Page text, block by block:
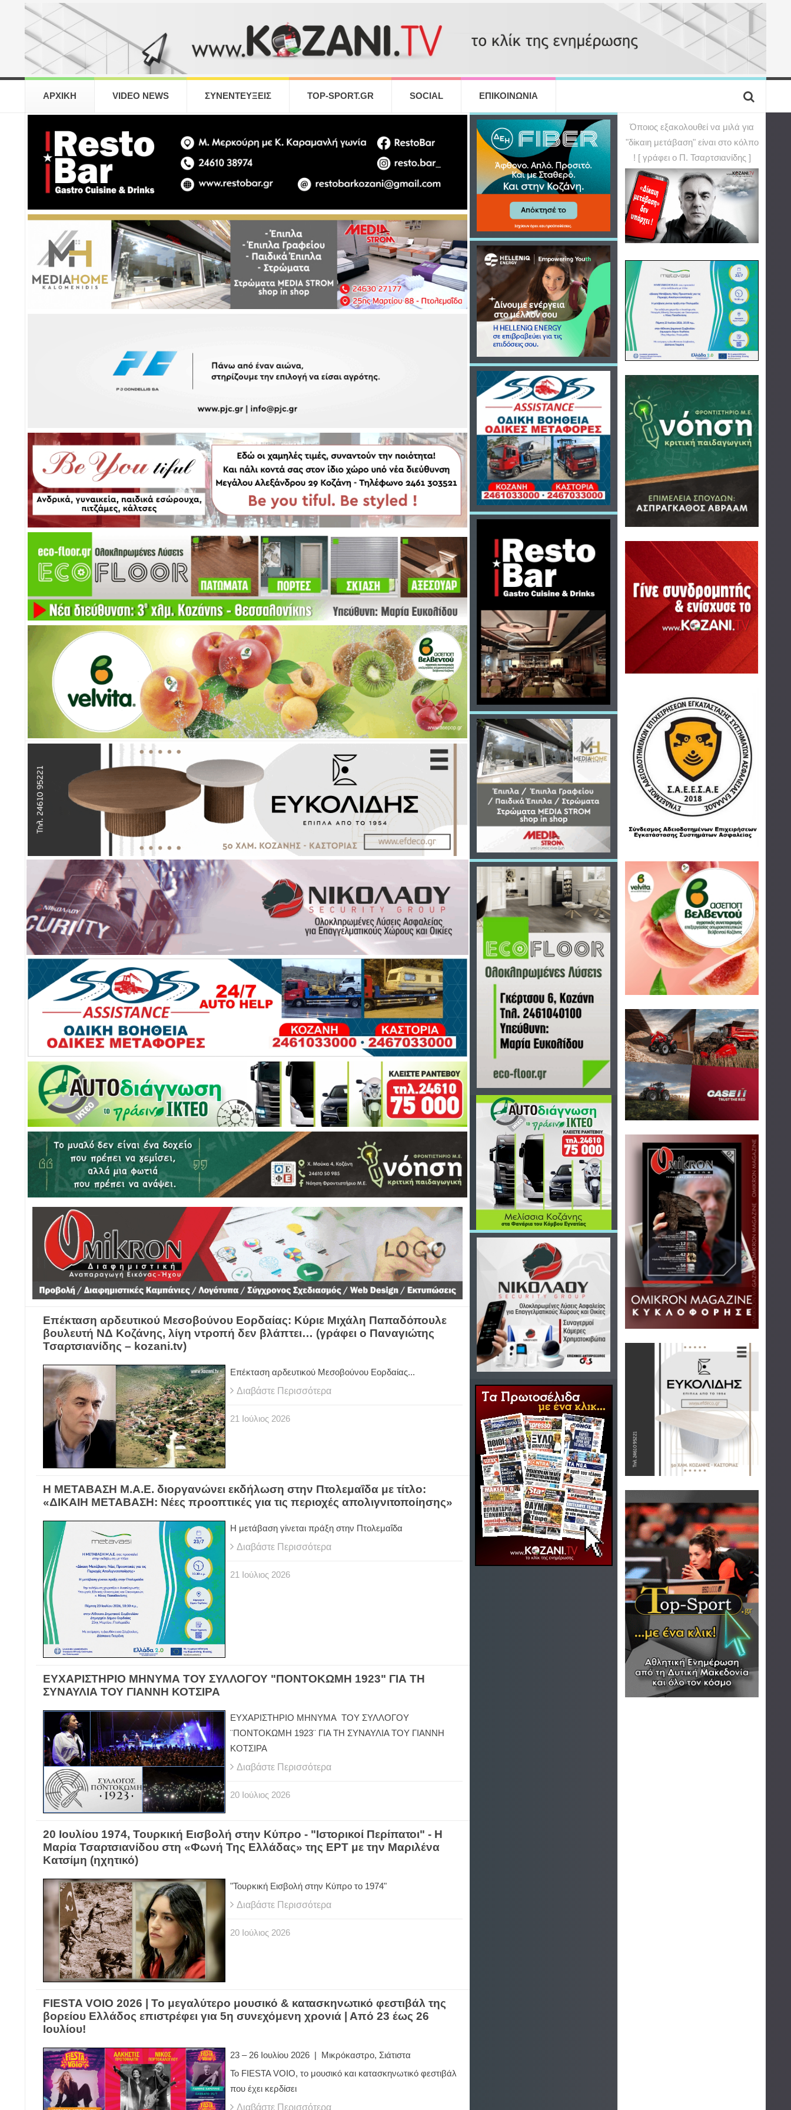
ΑΡΧΙΚΗ VIDEO NEWS ΣΥΝΕΝΤΕΥΞΕΙΣ TOP-SPORT.GR SOCIAL ΕΠΙΚΟΙΝΩΝΙΑ
Επέκταση αρδευτικού Μεσοβούνου Εορδαίας: Κύριε Μιχάλη Παπαδόπουλε
βουλευτή ΝΔ Κοζάνης, λίγη ντροπή δεν βλάπτει… (γράφει ο Παναγιώτης
Τσαρτσιανίδης – kozani.tv)
Επέκταση αρδευτικού Μεσοβούνου Εορδαίας...
Διαβάστε Περισσότερα
21 Ιούλιος 2026
Η ΜΕΤΑΒΑΣΗ Μ.Α.Ε. διοργανώνει εκδήλωση στην Πτολεμαΐδα με τίτλο:
«ΔΙΚΑΙΗ ΜΕΤΑΒΑΣΗ: Νέες προοπτικές για τις περιοχές απολιγνιτοποίησης»
Η μετάβαση γίνεται πράξη στην Πτολεμαΐδα
Διαβάστε Περισσότερα
21 Ιούλιος 2026
ΕΥΧΑΡΙΣΤΗΡΙΟ ΜΗΝΥΜΑ ΤΟΥ ΣΥΛΛΟΓΟΥ "ΠΟΝΤΟΚΩΜΗ 1923" ΓΙΑ ΤΗ
ΣΥΝΑΥΛΙΑ ΤΟΥ ΓΙΑΝΝΗ ΚΟΤΣΙΡΑ
ΕΥΧΑΡΙΣΤΗΡΙΟ ΜΗΝΥΜΑ ΤΟΥ ΣΥΛΛΟΓΟΥ
¨ΠΟΝΤΟΚΩΜΗ 1923¨ ΓΙΑ ΤΗ ΣΥΝΑΥΛΙΑ ΤΟΥ ΓΙΑΝΝΗ
ΚΟΤΣΙΡΑ
Διαβάστε Περισσότερα
20 Ιούλιος 2026
20 Ιουλίου 1974, Τουρκική Εισβολή στην Κύπρο - "Ιστορικοί Περίπατοι" - Η
Μαρία Τσαρτσιανίδου στη «Φωνή Της Ελλάδας» της ΕΡΤ με την Μαριλένα
Κατσίμη (ηχητικό)
"Τουρκική Εισβολή στην Κύπρο το 1974"
Διαβάστε Περισσότερα
20 Ιούλιος 2026
FIESTA VOIO 2026 | Το μεγαλύτερο μουσικό & κατασκηνωτικό φεστιβάλ της
βορείου Ελλάδος επιστρέφει για 5η συνεχόμενη χρονιά | Από 23 έως 26
Ιουλίου!
23 – 26 Ιουλίου 2026 | Μικρόκαστρο, Σιάτιστα
Το FIESTA VOIO, το μουσικό και κατασκηνωτικό φεστιβάλ
που έχει κερδίσει
Διαβάστε Περισσότερα
Όποιος εξακολουθεί να μιλά για
"δίκαιη μετάβαση" είναι στο κόλπο
! [ γράφει ο Π. Τσαρτσιανίδης ]